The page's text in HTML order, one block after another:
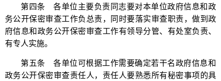
第四条 各单位主要负责同志要对本单位政府信息和政
务公开保密审查工作负总责，同时要落实审查职责，做到政
府信息和政务公开保密审查工作有领导分管、有处室负责、
有专人实施。
第五条 各单位可根据工作需要确定若干名政府信息和
政务公开保密审查责任人，责任人要熟悉所有秘密事项的具